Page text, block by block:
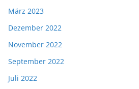
März 2023
Dezember 2022
November 2022
September 2022
Juli 2022